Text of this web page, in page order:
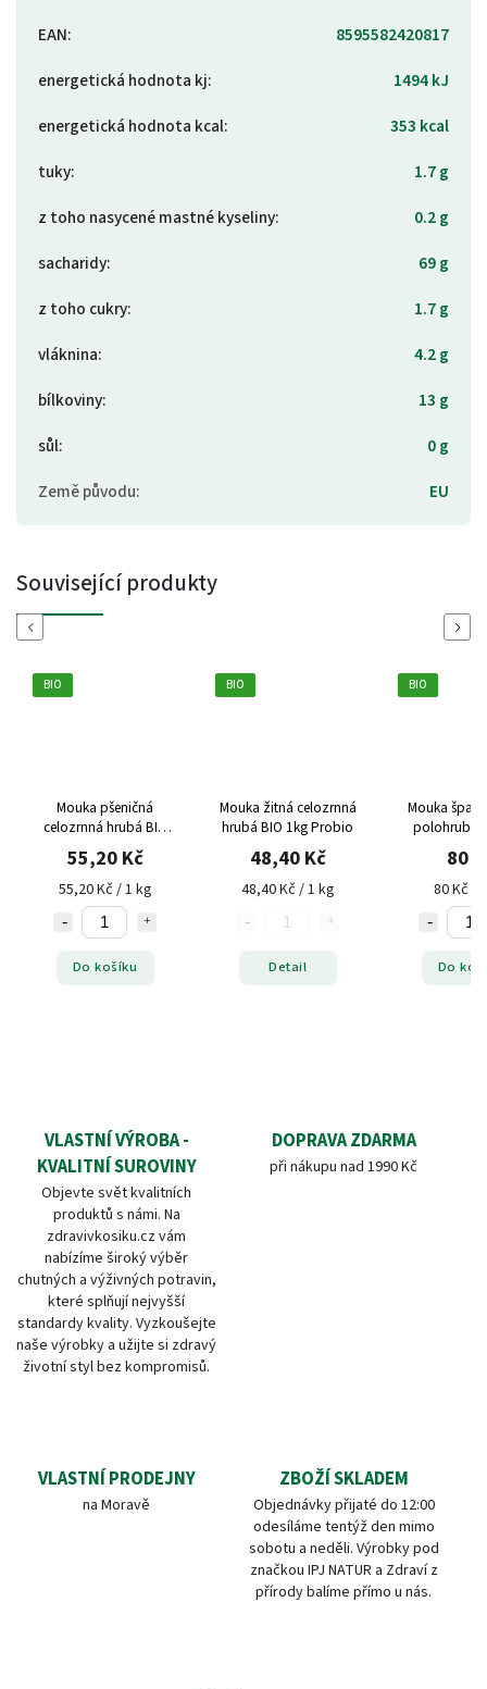
EAN:
8595582420817
energetická hodnota kj:
1494 kJ
energetická hodnota kcal:
353 kcal
tuky:
1.7 g
z toho nasycené mastné kyseliny:
0.2 g
sacharidy:
69 g
z toho cukry:
1.7 g
vláknina:
4.2 g
bílkoviny:
13 g
sůl:
0 g
Země původu: EU
Související produkty
Previous
BIO
Mouka pšeničná
celozrnná hrubá BIO
1kg Probio
55,20 Kč
55,20 Kč / 1 kg
Do košíku
BIO
Mouka žitná celozrnná
hrubá BIO 1kg Probio
48,40 Kč
48,40 Kč / 1 kg
Detail
BIO
Mouka
polohrubá BIO 1kg
80
80 Kč /
Do
Next
VLASTNÍ VÝROBA -
KVALITNÍ SUROVINY
Objevte svět kvalitních
produktů s námi. Na
zdravivkosiku.cz vám
nabízíme široký výběr
chutných a výživných potravin,
které splňují nejvyšší
standardy kvality. Vyzkoušejte
naše výrobky a užijte si zdravý
životní styl bez kompromisů.
DOPRAVA ZDARMA
při nákupu nad 1990 Kč
VLASTNÍ PRODEJNY
na Moravě
ZBOŽÍ SKLADEM
Objednávky přijaté do 12:00
odesíláme tentýž den mimo
sobotu a neděli. Výrobky pod
značkou IPJ NATUR a Zdraví z
přírody balíme přímo u nás.